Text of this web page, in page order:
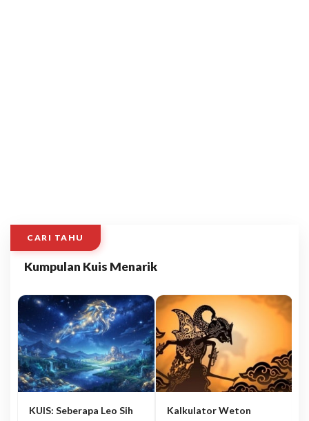
CARI TAHU
Kumpulan Kuis Menarik
KUIS: Seberapa Leo Sih
Kalkulator Weton